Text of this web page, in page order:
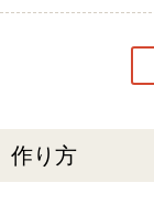
作り方